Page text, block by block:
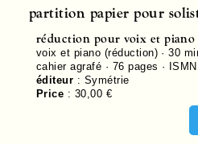
partition papier pour
réduction pour voix et piano
voix et piano (réduction) · 30
cahier agrafé · 76 pages ·
éditeur : Symétrie
Price : 30,00 €